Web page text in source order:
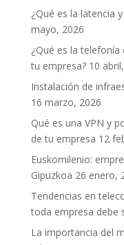
¿Qué es la latencia
mayo, 2026
¿Qué es la telefonía
tu empresa? 10
Instalación de
16 marzo, 2026
Qué es una VPN y
de tu empresa 12
Euskomilenio:
Gipuzkoa 26 enero,
Tendencias en
toda empresa debe
La importancia del